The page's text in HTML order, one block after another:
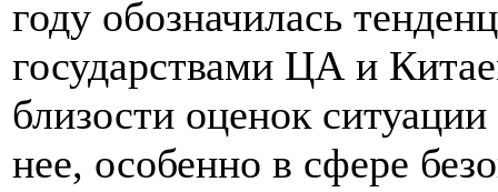
году обозначилась
государствами ЦА и
близости оценок
нее, особенно в сфере